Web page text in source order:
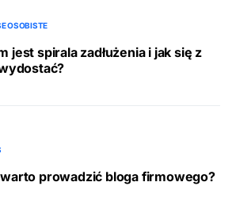
OSOBISTE
jest spirala zadłużenia i jak się z
prowadzić bloga firmowego?